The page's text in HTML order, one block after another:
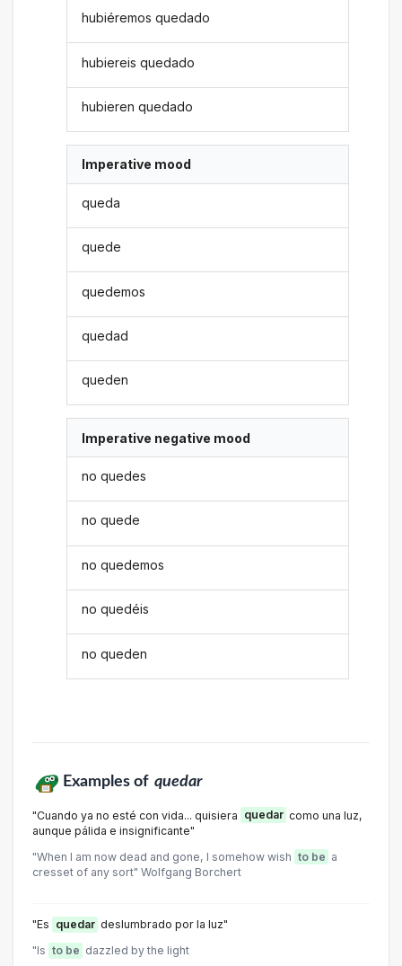
hubiéremos quedado
hubiereis quedado
hubieren quedado
Imperative mood
queda
quede
quedemos
quedad
queden
Imperative negative mood
no quedes
no quede
no quedemos
no quedéis
no queden
Examples of quedar
"Cuando ya no esté con vida... quisiera quedar como una luz,
aunque pálida e insignificante"
"When I am now dead and gone, I somehow wish to be a
cresset of any sort" Wolfgang Borchert
"Es quedar deslumbrado por la luz"
"Is to be dazzled by the light